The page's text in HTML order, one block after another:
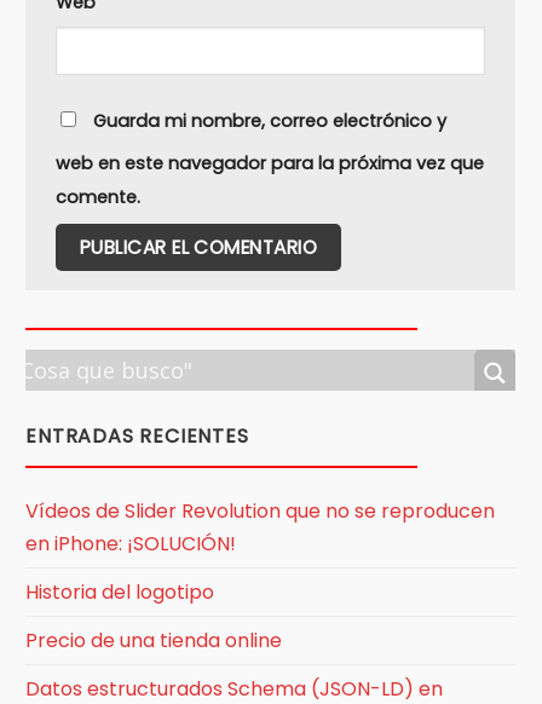
Guarda mi nombre, correo electrónico y
web en este navegador para la próxima vez que
comente.
ENTRADAS RECIENTES
Vídeos de Slider Revolution que no se reproducen
en iPhone: ¡SOLUCIÓN!
Historia del logotipo
Precio de una tienda online
Datos estructurados Schema (JSON-LD) en